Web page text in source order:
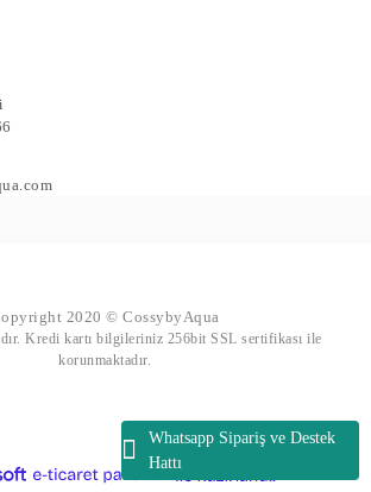
Whatsapp Sipariş ve Destek
Hattı
2020 © CossybyAqua
Kredi kartı bilgileriniz 256bit SSL sertifikası ile
korunmaktadır.
ideasoft